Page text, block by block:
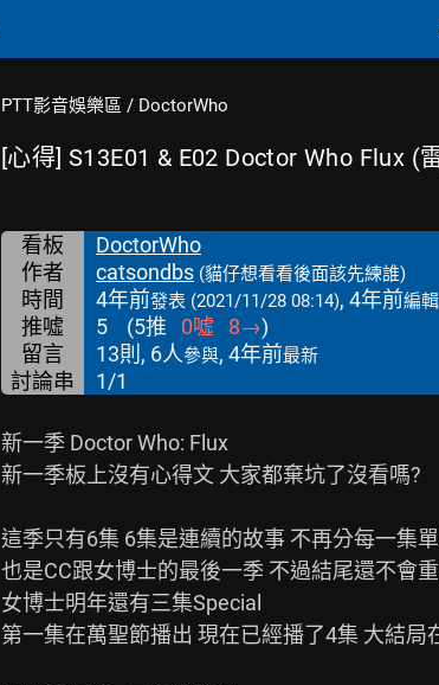
PTT影音娛樂區 / DoctorWho
[心得] S13E01 & E02 Doctor Who Flux (
看板
DoctorWho
作者
catsondbs (貓仔想看看後面該先練誰)
時間 4年前發表 (2021/11/28 08:14), 4年前編輯
推噓 5 (5推 0噓 8→)
留言
13則, 6人參與, 4年前最新
討論串 1/1
新一季 Doctor Who: Flux
新一季板上沒有心得文 大家都棄坑了沒看嗎?
這季只有6集 6集是連續的故事 不再分每一集
也是CC跟女博士的最後一季 不過結尾還不會
女博士明年還有三集Special
第一集在萬聖節播出 現在已經播了4集 大結局